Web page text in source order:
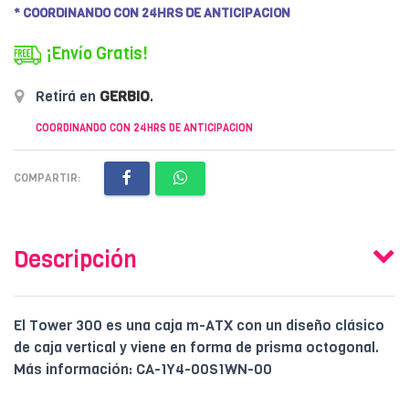
* COORDINANDO CON 24HRS DE ANTICIPACION
¡Envío Gratis!
Retirá en GERBIO.
COORDINANDO CON 24HRS DE ANTICIPACION
COMPARTIR:
Descripción
El Tower 300 es una caja m-ATX con un diseño clásico
de caja vertical y viene en forma de prisma octogonal.
Más información: CA-1Y4-00S1WN-00